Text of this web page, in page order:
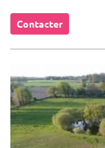
Contacter